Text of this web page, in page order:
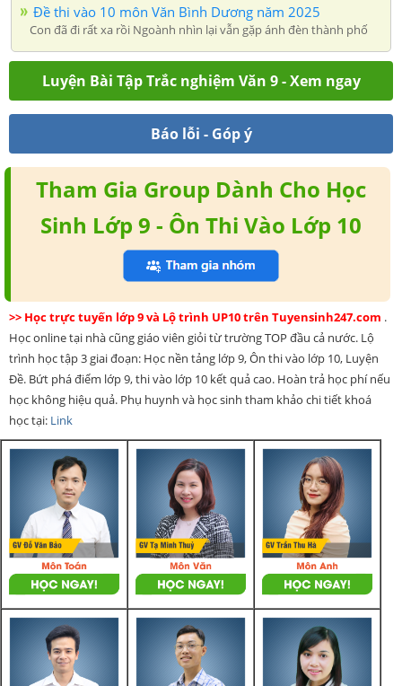
Đề thi vào 10 môn Văn Bình Dương năm 2025
Con đã đi rất xa rồi Ngoành nhìn lại vẫn gặp ánh đèn thành phố
Luyện Bài Tập Trắc nghiệm Văn 9 - Xem ngay
Báo lỗi - Góp ý
Tham Gia Group Dành Cho Học
Sinh Lớp 9 - Ôn Thi Vào Lớp 10
>> Học trực tuyến lớp 9 và Lộ trình UP10 trên Tuyensinh247.com .
Học online tại nhà cũng giáo viên giỏi từ trường TOP đầu cả nước. Lộ
trình học tập 3 giai đoạn: Học nền tảng lớp 9, Ôn thi vào lớp 10, Luyện
Đề. Bứt phá điểm lớp 9, thi vào lớp 10 kết quả cao. Hoàn trả học phí nếu
học không hiệu quả. Phụ huynh và học sinh tham khảo chi tiết khoá
học tại: Link